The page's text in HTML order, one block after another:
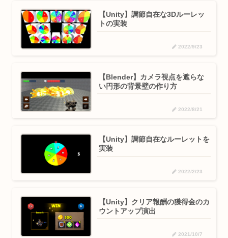
【Unity】調節自在な3Dルーレッ
トの実装
2022/9/23
【Blender】カメラ視点を遮らな
い円形の背景壁の作り方
2022/8/21
【Unity】調節自在なルーレットを
実装
2022/2/23
【Unity】クリア報酬の獲得金のカ
ウントアップ演出
2021/10/7